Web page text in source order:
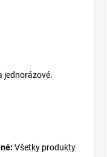
jednorázové.
Všetky produkty